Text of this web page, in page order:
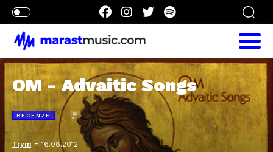
OM - Advaitic Songs
RECENZE
Trym -16.08.2012